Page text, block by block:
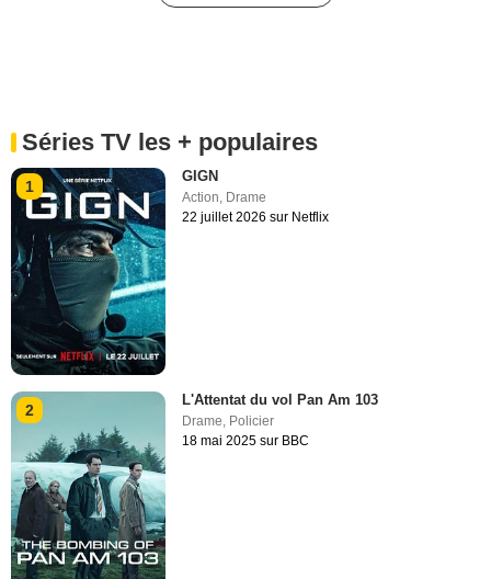
Séries TV les + populaires
1
GIGN
Action, Drame
22 juillet 2026 sur Netflix
2
L'Attentat du vol Pan Am 103
Drame Policier
18 mai 2025 sur BBC